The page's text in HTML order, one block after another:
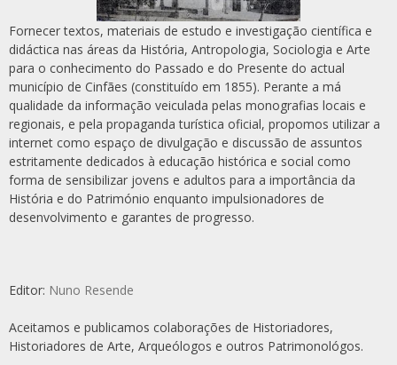
Fornecer textos, materiais de estudo e investigação científica e
didáctica nas áreas da História, Antropologia, Sociologia e Arte
para o conhecimento do Passado e do Presente do actual
município de Cinfães (constituído em 1855). Perante a má
qualidade da informação veiculada pelas monografias locais e
regionais, e pela propaganda turística oficial, propomos utilizar a
internet como espaço de divulgação e discussão de assuntos
estritamente dedicados à educação histórica e social como
forma de sensibilizar jovens e adultos para a importância da
História e do Património enquanto impulsionadores de
desenvolvimento e garantes de progresso.
Editor: Nuno Resende
Aceitamos e publicamos colaborações de Historiadores,
Historiadores de Arte, Arqueólogos e outros Patrimonológos.